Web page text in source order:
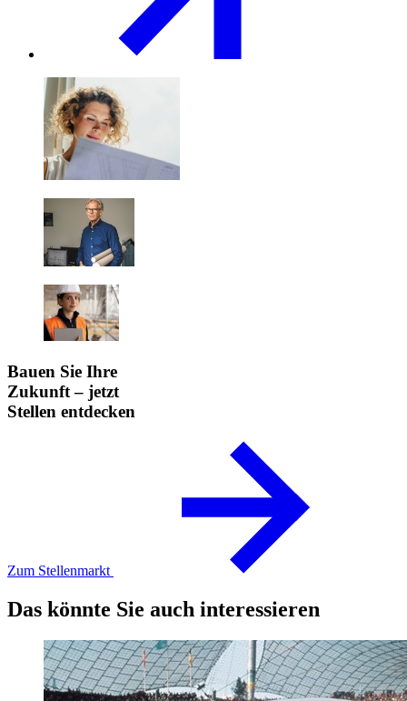
Bauen Sie Ihre
Zukunft – jetzt
Stellen entdecken
Zum Stellenmarkt
Das könnte Sie auch interessieren